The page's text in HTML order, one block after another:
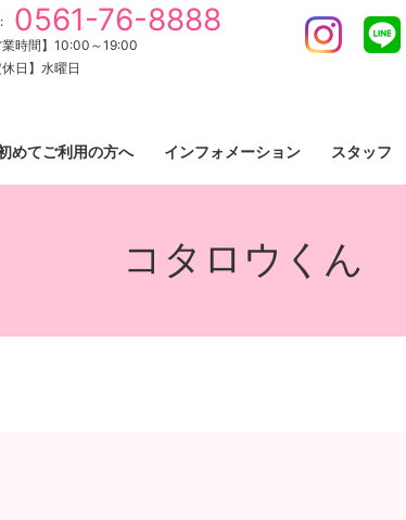
0561-76-8888
業時間】10:00～19:00
日】水曜日
Instagram
めてご利用の方へ インフォメーション スタッフ
コタロウくん